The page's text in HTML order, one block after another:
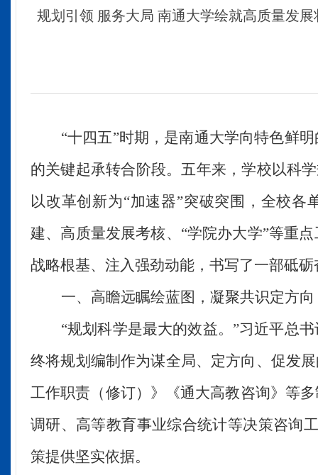
规划引领 服务大局 南通大学绘就高质量发
“十四五”时期，是南通大学向特色鲜
的关键起承转合阶段。五年来，学校以科
以改革创新为“加速器”突破突围 ，全校各
建、高质量发展考核、 “学院办大学”等重点
战略根基、注入强劲动能 ，书写了一部砥
一、高瞻远瞩绘蓝图，凝聚共识定方向
“规划科学是最大的效益。”习近平总
终将规划编制作为谋全局、定方向、促发
工作职责（修订）》
《通大高教咨询》 等
调研、高等教育事业综合统计等决策咨询
策提供坚实依据。